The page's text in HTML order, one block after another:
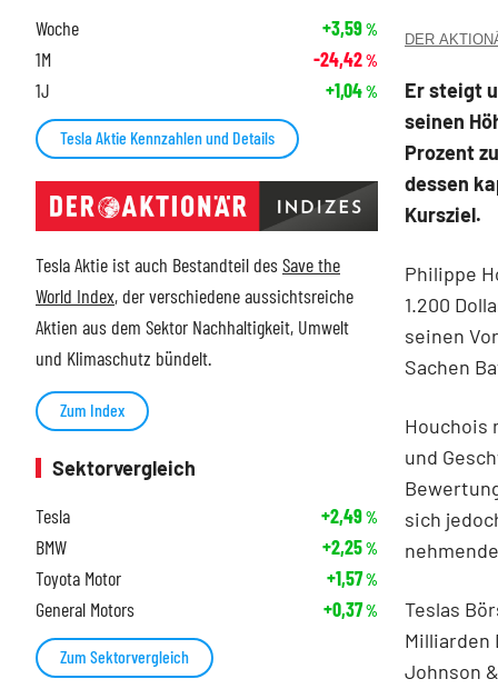
DER
Er steigt
seinen
Prozent
dessen
Kursziel.
Philippe
1.200
seinen
Sachen
Houchois
und
sich
Teslas
Milliarden
Johnson
Woche +3,59%
1M -24,42%
1J +1,04%
Tesla Aktie Kennzahlen und Details
Tesla Aktie ist auch Bestandteil desSave the
World Index, der verschiedene aussichtsreiche
Aktien aus dem Sektor Nachhaltigkeit, Umwelt
und Klimaschutz bündelt.
Zum Index
Sektorvergleich
Tesla
+2,49%
BMW +2,25%
Toyota Motor +1,57%
General Motors +0,37%
Zum Sektorvergleich